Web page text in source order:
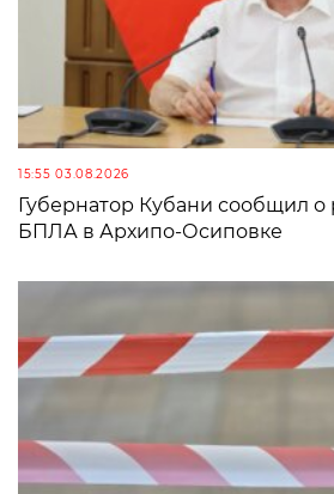
15:55 03.08.2026
Губернатор Кубани сообщил о
БПЛА в Архипо-Осиповке